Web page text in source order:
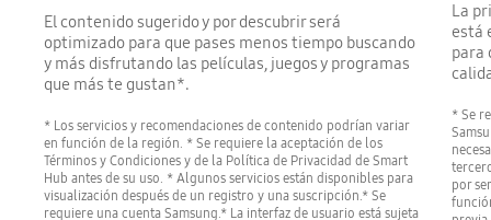
El contenido sugerido y por descubrir será
optimizado para que pases menos tiempo buscando
y más disfrutando las películas, juegos y programas
que más te gustan*.
* Los servicios y recomendaciones de contenido podrían variar
en función de la región. * Se requiere la aceptación de los
Términos y Condiciones y de la Política de Privacidad de Smart
Hub antes de su uso. * Algunos servicios están disponibles para
visualización después de un registro y una suscripción.* Se
requiere una cuenta Samsung.* La interfaz de usuario está sujeta
La
está
para
* Se
por